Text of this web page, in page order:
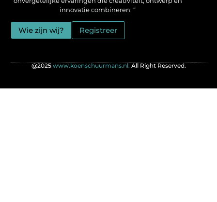
innovatie combineren. “
Wie zijn wij? Registreer
@2025 www.koenschuurmans.nl. All Right Reserved.